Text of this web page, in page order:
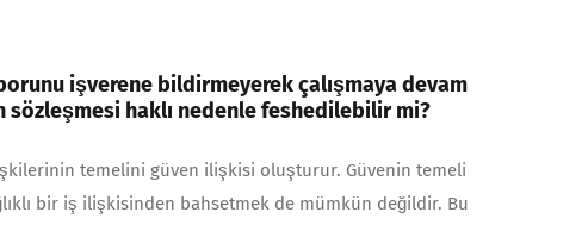
işverene bildirmeyerek çalışmaya devam
sözleşmesi haklı nedenle feshedilebilir mi?
temelini güven ilişkisi oluşturur. Güvenin temeli
bir iş ilişkisinden bahsetmek de mümkün değildir. Bu